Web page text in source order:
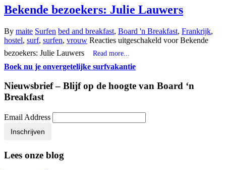
Bekende bezoekers: Julie Lauwers
By maite Surfen bed and breakfast, Board 'n Breakfast, Frankrijk,
hostel, surf, surfen, vrouw Reacties uitgeschakeld voor Bekende
bezoekers: Julie Lauwers
Read more...
Boek nu je onvergetelijke surfvakantie
Nieuwsbrief – Blijf op de hoogte van Board ‘n
Breakfast
Email Address
Inschrijven
Lees onze blog